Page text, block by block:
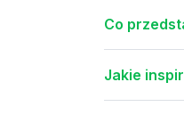
Co
Jakie